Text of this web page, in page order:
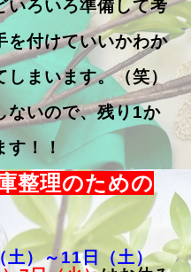
いろいろ準備して考
を付けていいかわか
まいます。（笑）
ないので、残り1か
！！
整理のための
）～11日（土）